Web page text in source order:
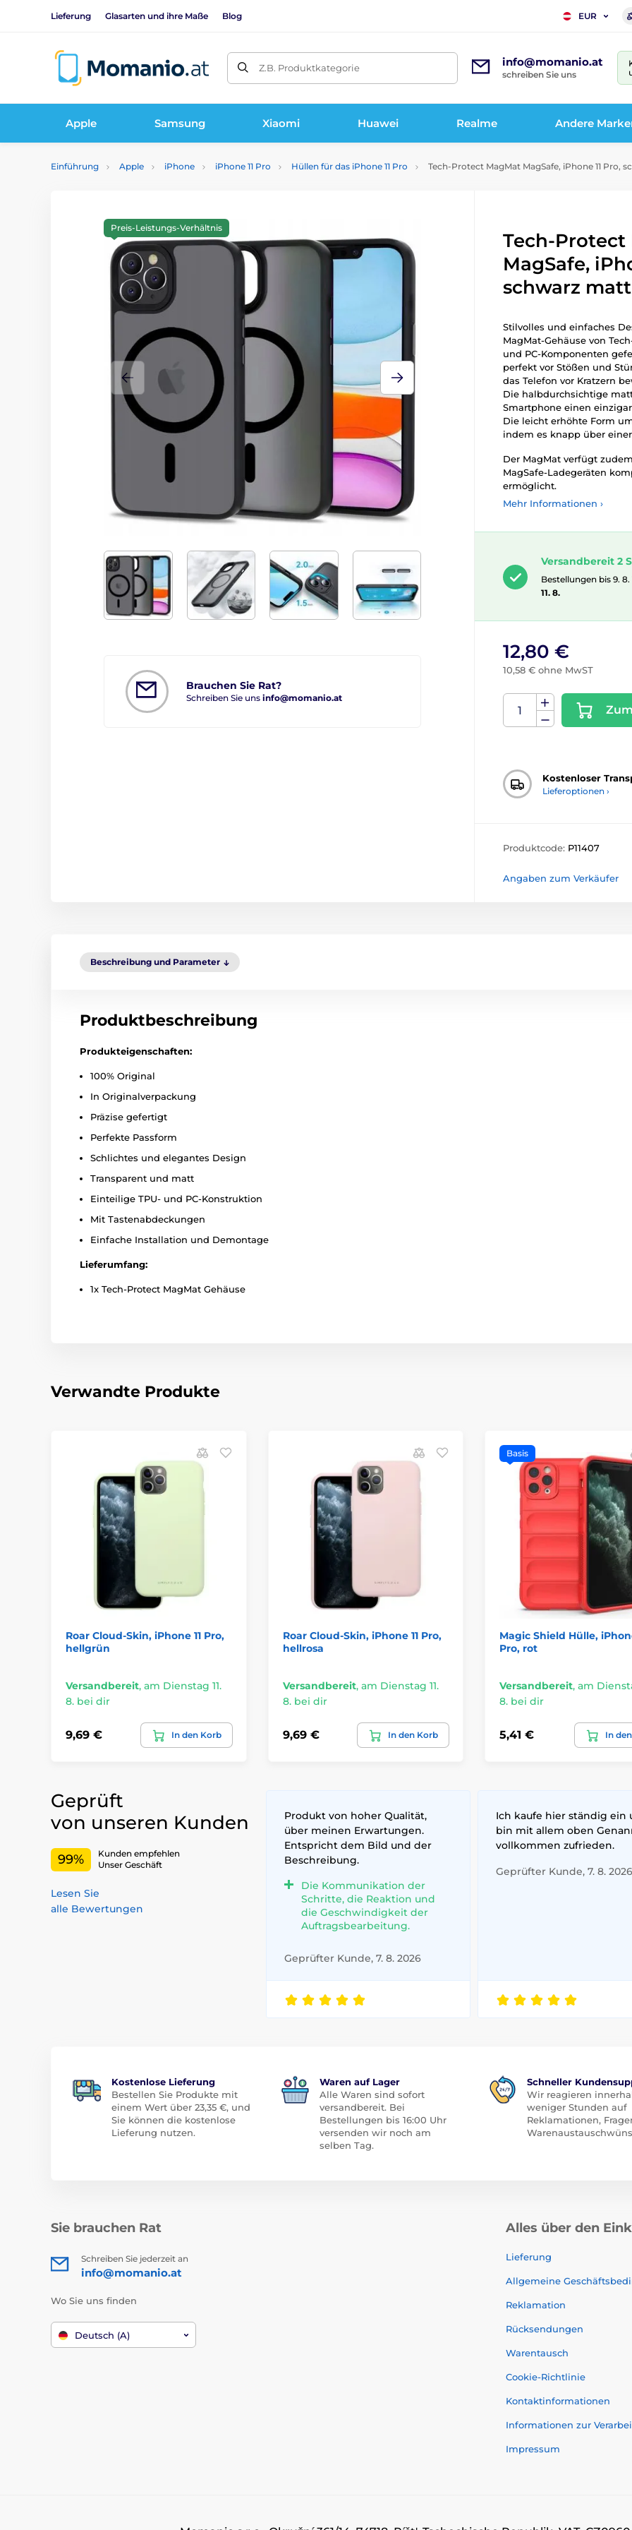
Lieferung Glasarten und ihre Maße Blog EUR
Z.B. Produktkategorie info@momanio.at
schreiben Sie uns
Apple Samsung Xiaomi Huawei Realme Andere
Einführung Apple iPhone iPhone 11 Pro Hüllen für das iPhone 11 Pro Tech-Protect MagMat MagSafe, iPhone 11 Pro,
Brauchen Sie Rat?
Schreiben Sie uns info@momanio.at
Preis-Leistungs-Verhältnis
Tech-Protect
MagSafe,
schwarz matt
Stilvolles und einfaches
MagMat-Gehäuse von
und PC-Komponenten
perfekt vor Stößen und
das Telefon vor Kratzern
Die halbdurchsichtige
Smartphone einen
Die leicht erhöhte Form
indem es knapp über
Der MagMat verfügt
MagSafe-Ladegeräten
ermöglicht.
Mehr Informationen ›
Versandbereit 2
Bestellungen bis 9.
11. 8.
12,80 €
10,58 € ohne MwST
Kostenloser
Lieferoptionen ›
Produktcode: P11407
Angaben zum Verkäufer
Beschreibung und Parameter
Produktbeschreibung
Produkteigenschaften:
100% Original
In Originalverpackung
Präzise gefertigt
Perfekte Passform
Schlichtes und elegantes Design
Transparent und matt
Einteilige TPU- und PC-Konstruktion
Mit Tastenabdeckungen
Einfache Installation und Demontage
Lieferumfang:
1x Tech-Protect MagMat Gehäuse
Verwandte Produkte
Roar Cloud-Skin, iPhone 11 Pro,
hellgrün
Versandbereit, am Dienstag 11.
8. bei dir
9,69 € In den Korb
Roar Cloud-Skin, iPhone 11 Pro,
hellrosa
Versandbereit, am Dienstag 11.
8. bei dir
9,69 € In den Korb
Basis
Magic Shield Hülle,
Pro, rot
Versandbereit, am
8. bei dir
5,41 € In
Geprüft
von unseren Kunden
99%
Kunden empfehlen
Unser Geschäft
Lesen Sie
alle Bewertungen
Produkt von hoher Qualität,
über meinen Erwartungen.
Entspricht dem Bild und der
Beschreibung.
Die Kommunikation der
Schritte, die Reaktion und
die Geschwindigkeit der
Auftragsbearbeitung.
Geprüfter Kunde, 7. 8. 2026
Ich kaufe hier ständig ein
bin mit allem oben
vollkommen zufrieden.
Geprüfter Kunde, 7. 8. 2026
Kostenlose Lieferung
Bestellen Sie Produkte mit
einem Wert über 23,35 €, und
Sie können die kostenlose
Lieferung nutzen.
Waren auf Lager
Alle Waren sind sofort
versandbereit. Bei
Bestellungen bis 16:00 Uhr
versenden wir noch am
selben Tag.
Schneller
Wir reagieren
weniger Stunden auf
Reklamationen,
Sie brauchen Rat
Schreiben Sie jederzeit an
info@momanio.at
Wo Sie uns finden
Deutsch (A)
Alles über den
Lieferung
Allgemeine
Reklamation
Rücksendungen
Warentausch
Cookie-Richtlinie
Kontaktinformationen
Informationen zur
Impressum